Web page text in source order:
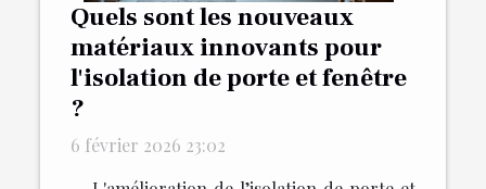
Quels sont les nouveaux
matériaux innovants pour
l'isolation de porte et fenêtre
?
6 février 2026 23:02